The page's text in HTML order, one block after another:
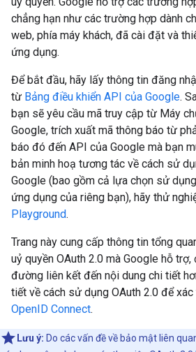
chẳng hạn như các trường hợp dành
web, phía máy khách, đã cài đặt và
ứng dụng.
Để bắt đầu, hãy lấy thông tin đăng
từ Bảng điều khiển API của Google.
bạn sẽ yêu cầu mã truy cập từ Máy
Google, trích xuất mã thông báo từ
báo đó đến API của Google mà bạn
bản minh hoạ tương tác về cách sử
Google (bao gồm cả lựa chọn sử
ứng dụng của riêng bạn), hãy thử
Playground.
Trang này cung cấp thông tin tổng
uỷ quyền OAuth 2.0 mà Google hỗ
đường liên kết đến nội dung chi tiết
tiết về cách sử dụng OAuth 2.0 để
OpenID Connect.
Lưu ý: Do các vấn đề về bảo mật liên